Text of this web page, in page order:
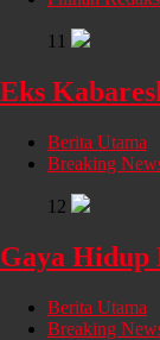
11
Eks
Berita Utama
Breaking
12
Gaya Hidup
Berita Utama
Breaking